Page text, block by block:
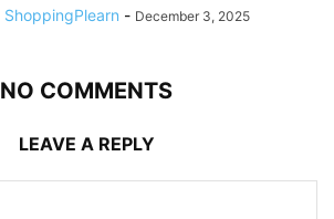
ShoppingPlearn - December 3, 2025
NO COMMENTS
LEAVE A REPLY